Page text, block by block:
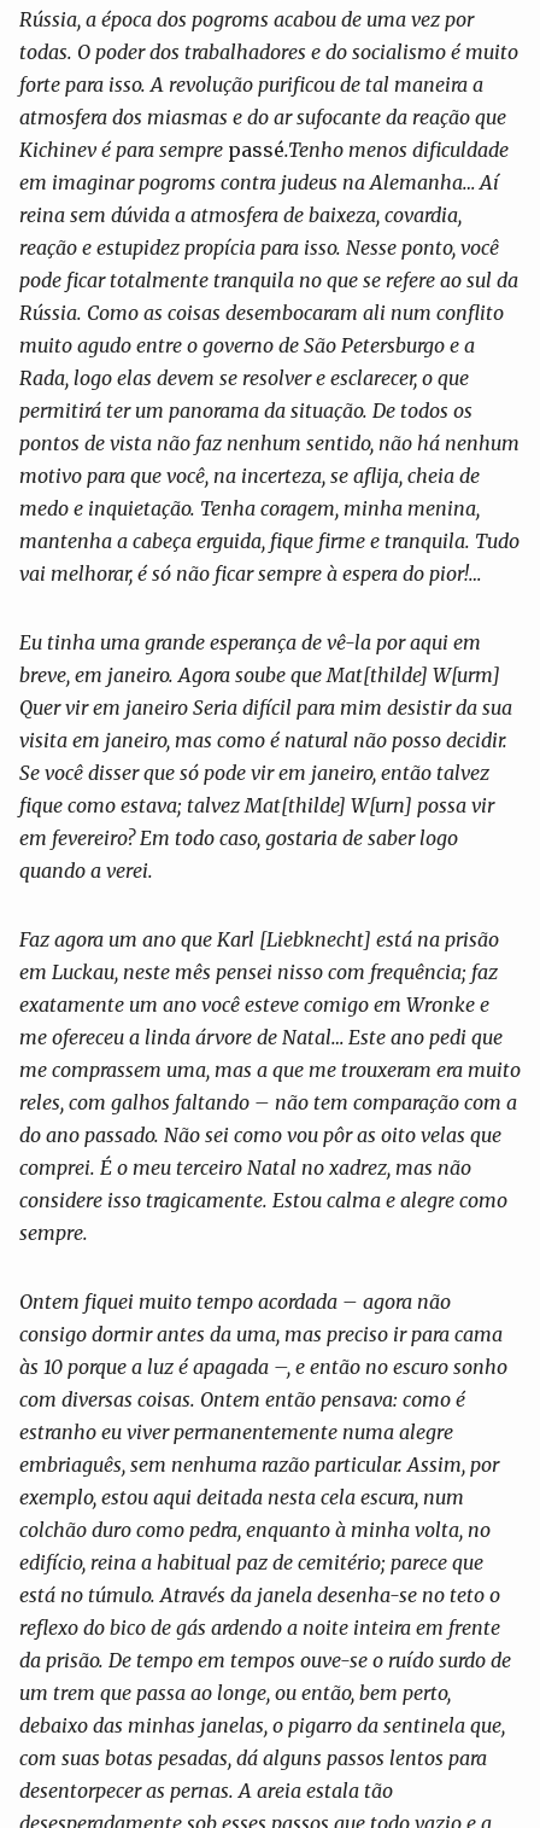
Rússia, a época dos pogroms acabou de uma vez por
todas. O poder dos trabalhadores e do socialismo é muito
forte para isso. A revolução purificou de tal maneira a
atmosfera dos miasmas e do ar sufocante da reação que
Kichinev é para sempre passé.Tenho menos dificuldade
em imaginar pogroms contra judeus na Alemanha… Aí
reina sem dúvida a atmosfera de baixeza, covardia,
reação e estupidez propícia para isso. Nesse ponto, você
pode ficar totalmente tranquila no que se refere ao sul da
Rússia. Como as coisas desembocaram ali num conflito
muito agudo entre o governo de São Petersburgo e a
Rada, logo elas devem se resolver e esclarecer, o que
permitirá ter um panorama da situação. De todos os
pontos de vista não faz nenhum sentido, não há nenhum
motivo para que você, na incerteza, se aflija, cheia de
medo e inquietação. Tenha coragem, minha menina,
mantenha a cabeça erguida, fique firme e tranquila. Tudo
vai melhorar, é só não ficar sempre à espera do pior!…
Eu tinha uma grande esperança de vê-la por aqui em
breve, em janeiro. Agora soube que Mat[thilde] W[urm]
Quer vir em janeiro Seria difícil para mim desistir da sua
visita em janeiro, mas como é natural não posso decidir.
Se você disser que só pode vir em janeiro, então talvez
fique como estava; talvez Mat[thilde] W[urn] possa vir
em fevereiro? Em todo caso, gostaria de saber logo
quando a verei.
Faz agora um ano que Karl [Liebknecht] está na prisão
em Luckau, neste mês pensei nisso com frequência; faz
exatamente um ano você esteve comigo em Wronke e
me ofereceu a linda árvore de Natal… Este ano pedi que
me comprassem uma, mas a que me trouxeram era muito
reles, com galhos faltando – não tem comparação com a
do ano passado. Não sei como vou pôr as oito velas que
comprei. É o meu terceiro Natal no xadrez, mas não
considere isso tragicamente. Estou calma e alegre como
sempre.
Ontem fiquei muito tempo acordada – agora não
consigo dormir antes da uma, mas preciso ir para cama
às 10 porque a luz é apagada –, e então no escuro sonho
com diversas coisas. Ontem então pensava: como é
estranho eu viver permanentemente numa alegre
embriaguês, sem nenhuma razão particular. Assim, por
exemplo, estou aqui deitada nesta cela escura, num
colchão duro como pedra, enquanto à minha volta, no
edifício, reina a habitual paz de cemitério; parece que
está no túmulo. Através da janela desenha-se no teto o
reflexo do bico de gás ardendo a noite inteira em frente
da prisão. De tempo em tempos ouve-se o ruído surdo de
um trem que passa ao longe, ou então, bem perto,
debaixo das minhas janelas, o pigarro da sentinela que,
com suas botas pesadas, dá alguns passos lentos para
desentorpecer as pernas. A areia estala tão
desesperadamente sob esses passos que todo vazio e a